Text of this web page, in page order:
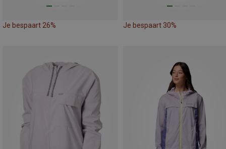
Je bespaart 26% Je bespaart 30%